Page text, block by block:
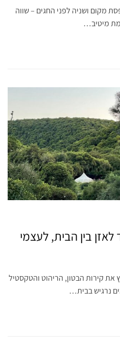
מקום ושניה לפני החגים – שווה
מיטיב…
בין הבית, לעצמי
קירות הבטון, הריהוט והטקסטיל
נרגיש בבית…